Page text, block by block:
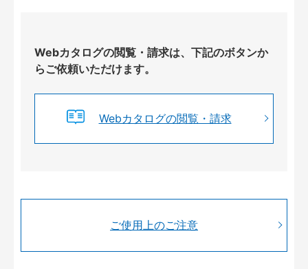
Webカタログの閲覧・請求は、下記のボタンか
らご依頼いただけます。
Webカタログの閲覧・請求
ご使用上のご注意